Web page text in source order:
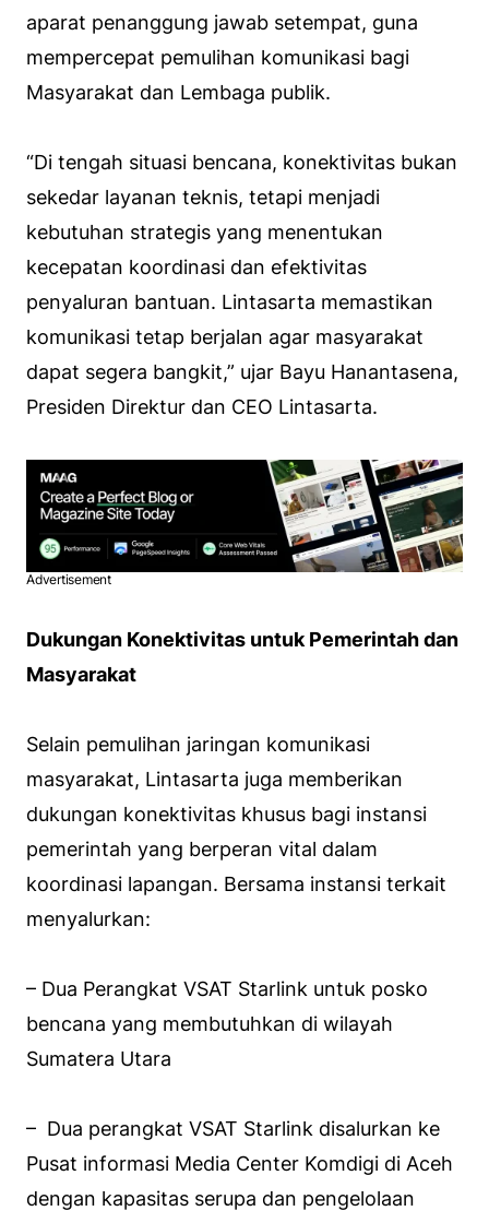
aparat penanggung jawab setempat, guna
mempercepat pemulihan komunikasi bagi
Masyarakat dan Lembaga publik.
“Di tengah situasi bencana, konektivitas bukan
sekedar layanan teknis, tetapi menjadi
kebutuhan strategis yang menentukan
kecepatan koordinasi dan efektivitas
penyaluran bantuan. Lintasarta memastikan
komunikasi tetap berjalan agar masyarakat
dapat segera bangkit,” ujar Bayu Hanantasena,
Presiden Direktur dan CEO Lintasarta.
Advertisement
Dukungan Konektivitas untuk Pemerintah dan
Masyarakat
Selain pemulihan jaringan komunikasi
masyarakat, Lintasarta juga memberikan
dukungan konektivitas khusus bagi instansi
pemerintah yang berperan vital dalam
koordinasi lapangan. Bersama instansi terkait
menyalurkan:
– Dua Perangkat VSAT Starlink untuk posko
bencana yang membutuhkan di wilayah
Sumatera Utara
– Dua perangkat VSAT Starlink disalurkan ke
Pusat informasi Media Center Komdigi di Aceh
dengan kapasitas serupa dan pengelolaan